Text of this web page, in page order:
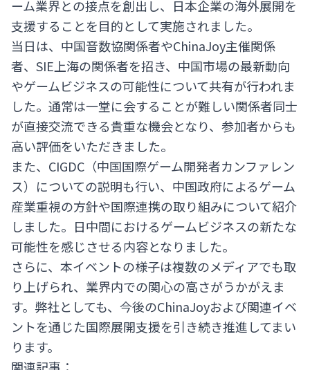
ーム業界との接点を創出し、日本企業の海外展開を
支援することを目的として実施されました。
当日は、中国音数協関係者やChinaJoy主催関係
者、SIE上海の関係者を招き、中国市場の最新動向
やゲームビジネスの可能性について共有が行われま
した。通常は一堂に会することが難しい関係者同士
が直接交流できる貴重な機会となり、参加者からも
高い評価をいただきました。
また、CIGDC（中国国際ゲーム開発者カンファレン
ス）についての説明も行い、中国政府によるゲーム
産業重視の方針や国際連携の取り組みについて紹介
しました。日中間におけるゲームビジネスの新たな
可能性を感じさせる内容となりました。
さらに、本イベントの様子は複数のメディアでも取
り上げられ、業界内での関心の高さがうかがえま
す。弊社としても、今後のChinaJoyおよび関連イベ
ントを通じた国際展開支援を引き続き推進してまい
ります。